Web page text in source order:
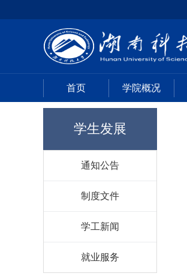
首页 学院概况
学生发展
通知公告
制度文件
学工新闻
就业服务